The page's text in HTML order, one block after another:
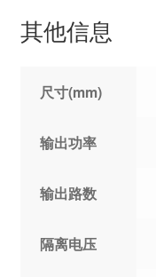
其他信息
尺寸(mm)
输出功率
输出路数
隔离电压